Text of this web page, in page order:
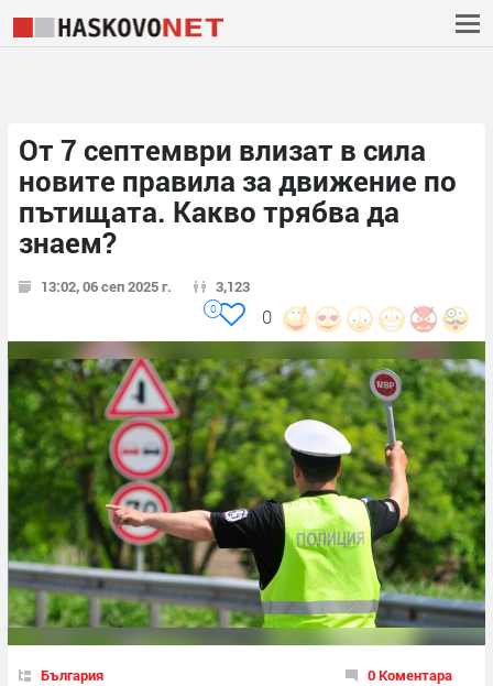
От 7 септември влизат в сила
новите правила за движение по
пътищата. Какво трябва да
знаем?
13:02, 06 сеп 2025 г. 3,123
0
0
България 0 Коментара